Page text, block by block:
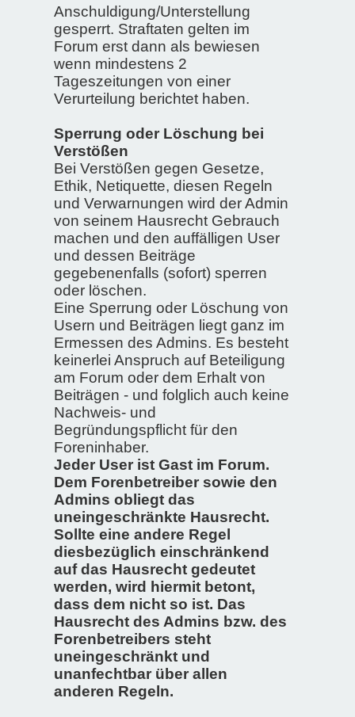
Anschuldigung/Unterstellung
gesperrt. Straftaten gelten im
Forum erst dann als bewiesen
wenn mindestens 2
Tageszeitungen von einer
Verurteilung berichtet haben.
Sperrung oder Löschung bei
Verstößen
Bei Verstößen gegen Gesetze,
Ethik, Netiquette, diesen Regeln
und Verwarnungen wird der Admin
von seinem Hausrecht Gebrauch
machen und den auffälligen User
und dessen Beiträge
gegebenenfalls (sofort) sperren
oder löschen.
Eine Sperrung oder Löschung von
Usern und Beiträgen liegt ganz im
Ermessen des Admins. Es besteht
keinerlei Anspruch auf Beteiligung
am Forum oder dem Erhalt von
Beiträgen - und folglich auch keine
Nachweis- und
Begründungspflicht für den
Foreninhaber.
Jeder User ist Gast im Forum.
Dem Forenbetreiber sowie den
Admins obliegt das
uneingeschränkte Hausrecht.
Sollte eine andere Regel
diesbezüglich einschränkend
auf das Hausrecht gedeutet
werden, wird hiermit betont,
dass dem nicht so ist. Das
Hausrecht des Admins bzw. des
Forenbetreibers steht
uneingeschränkt und
unanfechtbar über allen
anderen Regeln.